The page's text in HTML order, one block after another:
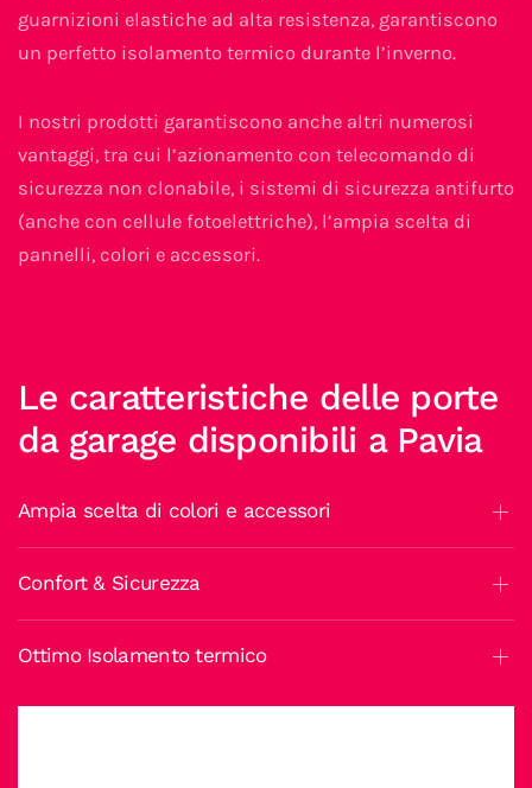
guarnizioni elastiche ad alta resistenza, garantiscono
un perfetto isolamento termico durante l’inverno.
I nostri prodotti garantiscono anche altri numerosi
vantaggi, tra cui l’azionamento con telecomando di
sicurezza non clonabile, i sistemi di sicurezza antifurto
(anche con cellule fotoelettriche), l’ampia scelta di
pannelli, colori e accessori.
Le caratteristiche delle porte
da garage disponibili a Pavia
Ampia scelta di colori e accessori
Confort & Sicurezza
Ottimo Isolamento termico